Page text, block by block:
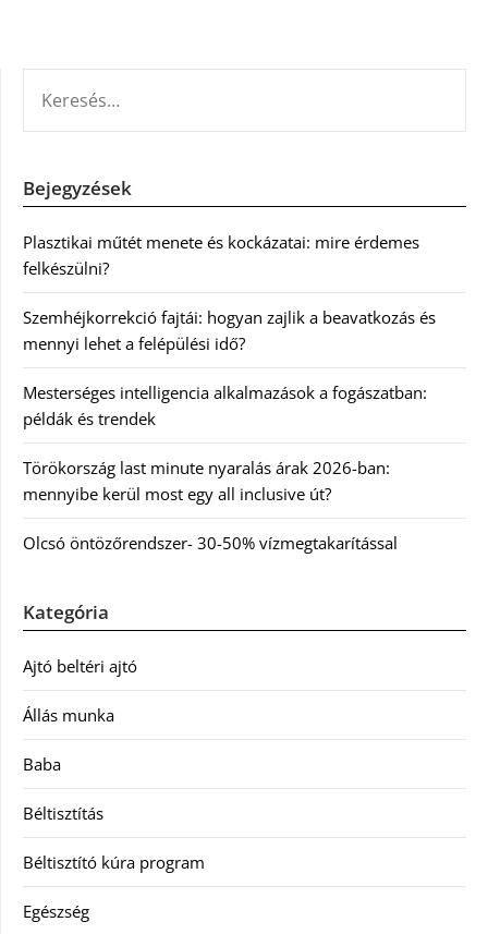
Bejegyzések
Plasztikai műtét menete és kockázatai: mire érdemes
felkészülni?
Szemhéjkorrekció fajtái: hogyan zajlik a beavatkozás és
mennyi lehet a felépülési idő?
Mesterséges intelligencia alkalmazások a fogászatban:
példák és trendek
Törökország last minute nyaralás árak 2026-ban:
mennyibe kerül most egy all inclusive út?
Olcsó öntözőrendszer- 30-50% vízmegtakarítással
Kategória
Ajtó beltéri ajtó
Állás munka
Baba
Béltisztítás
Béltisztító kúra program
Egészség